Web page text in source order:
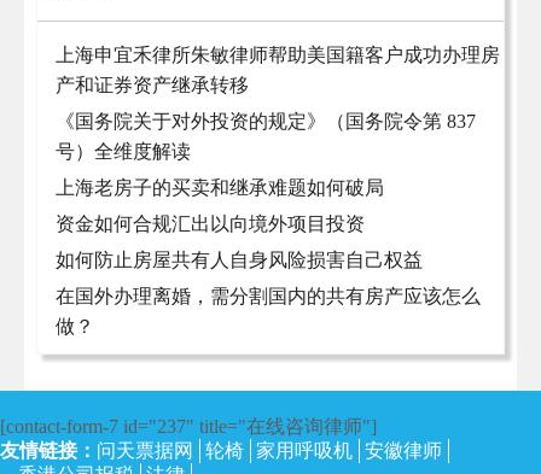
上海申宜禾律所朱敏律师帮助美国籍客户成功办理房
产和证券资产继承转移
《国务院关于对外投资的规定》（国务院令第 837
号）全维度解读
上海老房子的买卖和继承难题如何破局
资金如何合规汇出以向境外项目投资
如何防止房屋共有人自身风险损害自己权益
在国外办理离婚，需分割国内的共有房产应该怎么
做？
[contact-form-7 id="237" title="在线咨询律师"]
友情链接： 问天票据网 轮椅 家用呼吸机 安徽律师